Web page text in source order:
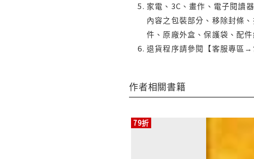
家電、3C、畫作、電子閱讀
內容之包裝部分、移除封條
件、原廠外盒、保護袋、配
退貨程序請參閱【客服專區
作者相關書籍
79折